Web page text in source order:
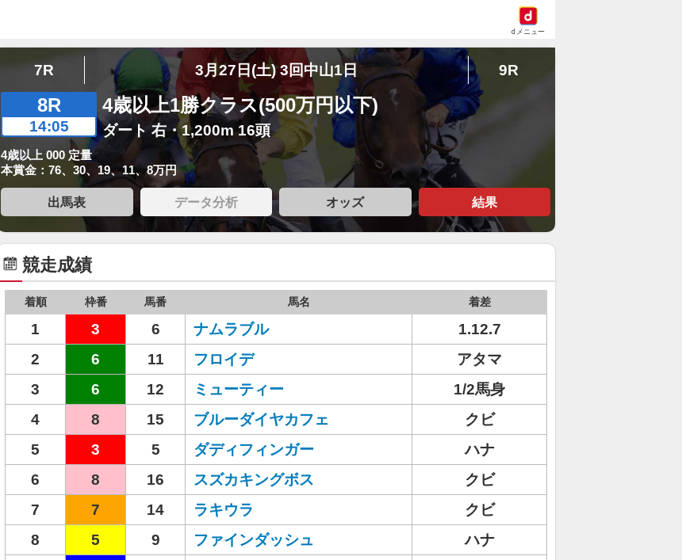
dメニュー
7R 3月27日(土) 3回中山1日 9R
8R
14:05
4歳以上1勝クラス(500万円以下)
ダート 右・1,200m 16頭
4歳以上 000 定量
本賞金：76、30、19、11、8万円
出馬表 データ分析 オッズ 結果
競走成績
着順 枠番 馬番 馬名 着差
1 3 6 ナムラブル
1.12.7
2
6 11 フロイデ
アタマ
3
6 12 ミューティー
1/2馬身
4
8 15 ブルーダイヤカフェ
クビ
5
3 5 ダディフィンガー
ハナ
6
8 16 スズカキングボス
クビ
7
7 14 ラキウラ
クビ
8
5 9 ファインダッシュ
ハナ